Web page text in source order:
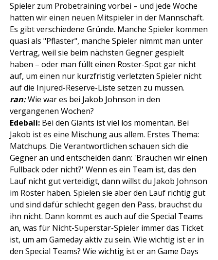
Spieler zum Probetraining vorbei – und jede Woche
hatten wir einen neuen Mitspieler in der Mannschaft.
Es gibt verschiedene Gründe. Manche Spieler kommen
quasi als "Pflaster", manche Spieler nimmt man unter
Vertrag, weil sie beim nächsten Gegner gespielt
haben – oder man füllt einen Roster-Spot gar nicht
auf, um einen nur kurzfristig verletzten Spieler nicht
auf die Injured-Reserve-Liste setzen zu müssen.
ran:Wie war es bei Jakob Johnson in den
vergangenen Wochen?
Edebali: Bei den Giants ist viel los momentan. Bei
Jakob ist es eine Mischung aus allem. Erstes Thema:
Matchups. Die Verantwortlichen schauen sich die
Gegner an und entscheiden dann: 'Brauchen wir einen
Fullback oder nicht?' Wenn es ein Team ist, das den
Lauf nicht gut verteidigt, dann willst du Jakob Johnson
im Roster haben. Spielen sie aber den Lauf richtig gut
und sind dafür schlecht gegen den Pass, brauchst du
ihn nicht. Dann kommt es auch auf die Special Teams
an, was für Nicht-Superstar-Spieler immer das Ticket
ist, um am Gameday aktiv zu sein. Wie wichtig ist er in
den Special Teams? Wie wichtig ist er an Game Days